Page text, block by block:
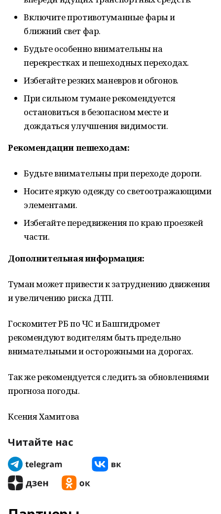
Включите противотуманные фары и
ближний свет фар.
Будьте особенно внимательны на
перекрестках и пешеходных переходах.
Избегайте резких маневров и обгонов.
При сильном тумане рекомендуется
остановиться в безопасном месте и
дождаться улучшения видимости.
Рекомендации пешеходам:
Будьте внимательны при переходе дороги.
Носите яркую одежду со светоотражающими
элементами.
Избегайте передвижения по краю проезжей
части.
Дополнительная информация:
Туман может привести к затруднению движения
и увеличению риска ДТП.
Госкомитет РБ по ЧС и Башгидромет
рекомендуют водителям быть предельно
внимательными и осторожными на дорогах.
Так же рекомендуется следить за обновлениями
прогноза погоды.
Ксения Хамитова
Читайте нас